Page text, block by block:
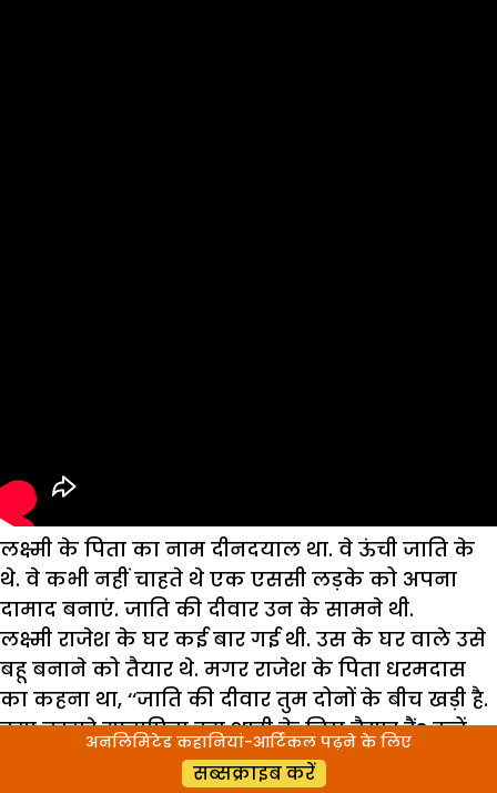
लक्ष्मी के पिता का नाम दीनदयाल था. वे ऊंची जाति के
थे. वे कभी नहीं चाहते थे एक एससी लड़के को अपना
दामाद बनाएं. जाति की दीवार उन के सामने थी.
लक्ष्मी राजेश के घर कई बार गई थी. उस के घर वाले उसे
बहू बनाने को तैयार थे. मगर राजेश के पिता धरमदास
का कहना था, ‘‘जाति की दीवार तुम दोनों के बीच खड़ी है.
क्या तुम्हारे मातापिता इस शादी के लिए तैयार हैं? उन्हें
इस शादी के लिए राजी करना तुम्हारा काम है. हम तुम्हारे
अनलिमिटेड कहानियां-आर्टिकल पढ़ने के लिए
सब्सक्राइब करें